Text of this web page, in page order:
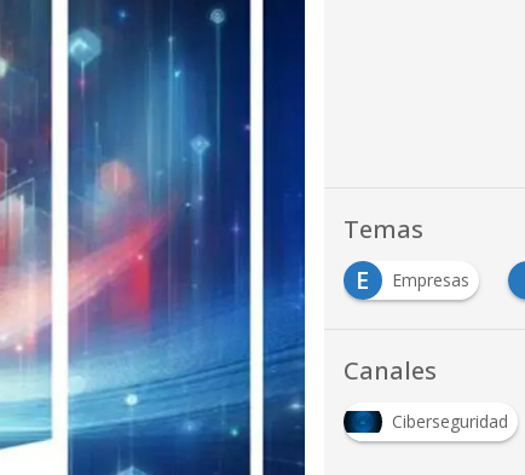
Temas
E
Empresas
Canales
Ciberseguridad